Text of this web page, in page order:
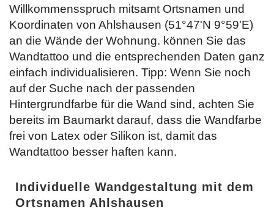
Willkommensspruch mitsamt Ortsnamen und
Koordinaten von Ahlshausen (51°47'N 9°59'E)
an die Wände der Wohnung. können Sie das
Wandtattoo und die entsprechenden Daten ganz
einfach individualisieren. Tipp: Wenn Sie noch
auf der Suche nach der passenden
Hintergrundfarbe für die Wand sind, achten Sie
bereits im Baumarkt darauf, dass die Wandfarbe
frei von Latex oder Silikon ist, damit das
Wandtattoo besser haften kann.
Individuelle Wandgestaltung mit dem
Ortsnamen Ahlshausen